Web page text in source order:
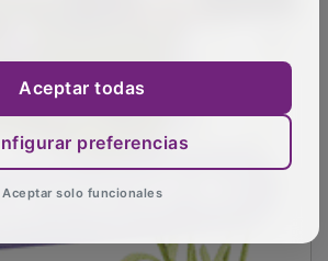
Aceptar todas
preferencias
Aceptar solo funcionales